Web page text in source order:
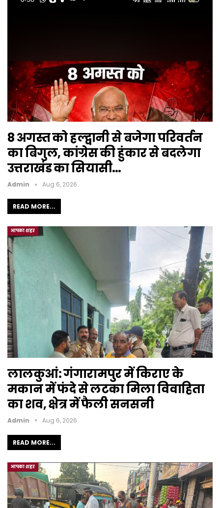
8 अगस्त को हल्द्वानी से बजेगा परिवर्तन
का बिगुल, कांग्रेस की हुंकार से बदलेगा
उत्तराखंड का सियासी…
Admin Aug 6, 2026
READ MORE...
आपका शहर
लालकुआं: गंगारामपुर में किराए के
मकान में फंदे से लटका मिला विवाहिता
का शव, क्षेत्र में फैली सनसनी
Admin Aug 6, 2026
READ MORE...
आपका शहर